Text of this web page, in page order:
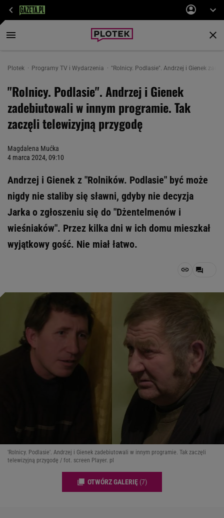
Plotek Programy TV i Wydarzenia "Rolnicy. Podlasie". Andrzej i Gienek
"Rolnicy. Podlasie". Andrzej i Gienek
zadebiutowali w innym programie. Tak
zaczęli telewizyjną przygodę
Magdalena Mućka
4 marca 2024, 09:10
Andrzej i Gienek z "Rolników. Podlasie" być może
nigdy nie staliby się sławni, gdyby nie decyzja
Jarka o zgłoszeniu się do "Dżentelmenów i
wieśniaków". Przez kilka dni w ich domu mieszkał
wyjątkowy gość. Nie miał łatwo.
'Rolnicy. Podlasie'. Andrzej i Gienek zadebiutowali w innym programie. Tak zaczęli
telewizyjną przygodę / fot. screen Player. pl
OTWÓRZ GALERIĘ (7)